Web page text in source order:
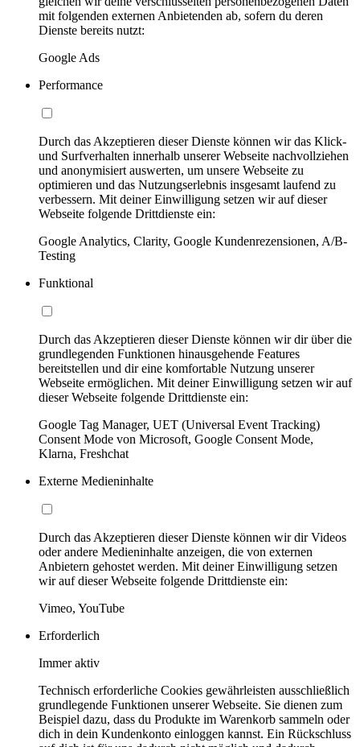
mit folgenden externen Anbietenden ab, sofern du deren
Dienste bereits nutzt:
Google Ads
Performance
Durch das Akzeptieren dieser Dienste können wir das Klick-
und Surfverhalten innerhalb unserer Webseite nachvollziehen
und anonymisiert auswerten, um unsere Webseite zu
optimieren und das Nutzungserlebnis insgesamt laufend zu
verbessern. Mit deiner Einwilligung setzen wir auf dieser
Webseite folgende Drittdienste ein:
Google Analytics, Clarity, Google Kundenrezensionen, A/B-
Testing
Funktional
Durch das Akzeptieren dieser Dienste können wir dir über die
grundlegenden Funktionen hinausgehende Features
bereitstellen und dir eine komfortable Nutzung unserer
Webseite ermöglichen. Mit deiner Einwilligung setzen wir auf
dieser Webseite folgende Drittdienste ein:
Google Tag Manager, UET (Universal Event Tracking)
Consent Mode von Microsoft, Google Consent Mode,
Klarna, Freshchat
Externe Medieninhalte
Durch das Akzeptieren dieser Dienste können wir dir Videos
oder andere Medieninhalte anzeigen, die von externen
Anbietern gehostet werden. Mit deiner Einwilligung setzen
wir auf dieser Webseite folgende Drittdienste ein:
Vimeo, YouTube
Erforderlich
Immer aktiv
Technisch erforderliche Cookies gewährleisten ausschließlich
grundlegende Funktionen unserer Webseite. Sie dienen zum
Beispiel dazu, dass du Produkte im Warenkorb sammeln oder
dich in dein Kundenkonto einloggen kannst. Ein Rückschluss